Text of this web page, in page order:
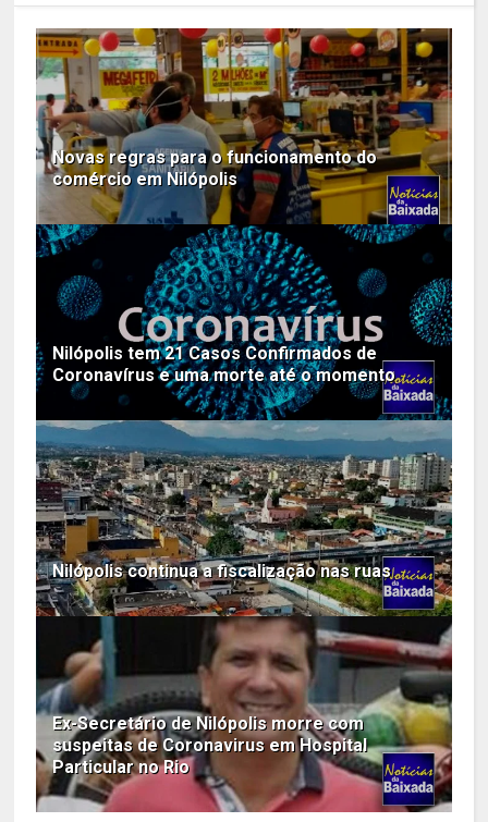
Novas regras para o funcionamento do
comércio em Nilópolis
Nilópolis tem 21 Casos Confirmados de
Coronavírus e uma morte até o momento
Nilópolis continua a fiscalização nas ruas
Ex-Secretário de Nilópolis morre com
suspeitas de Coronavirus em Hospital
Particular no Rio